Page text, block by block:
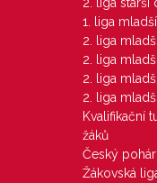
1. liga
2. liga
2. liga
2. liga
2. liga
Kvalifikační
žáků
Český
Žákovská